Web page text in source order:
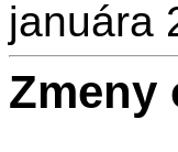
januára
Zmeny